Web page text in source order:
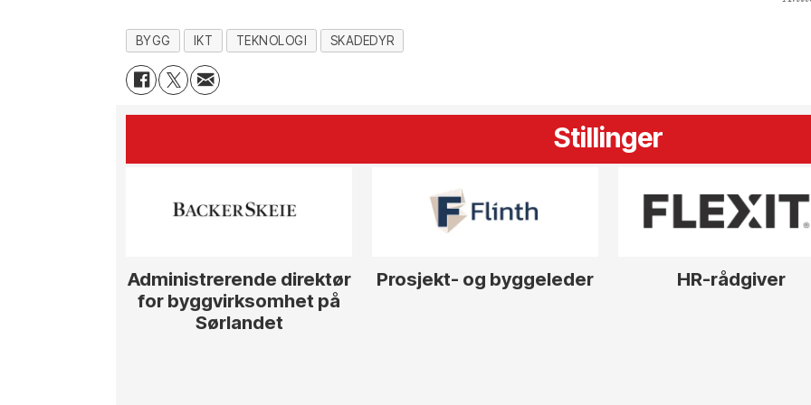
BYGG IKT TEKNOLOGI SKADEDYR
Stillinger
Administrerende direktør
for byggvirksomhet på
Sørlandet
Prosjekt- og byggeleder HR-rådgiver